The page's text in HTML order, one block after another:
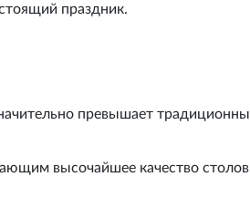
праздник.
превышает
высочайшее качество